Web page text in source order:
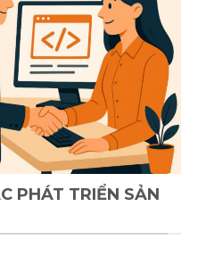
PHÁT TRIỂN SẢN